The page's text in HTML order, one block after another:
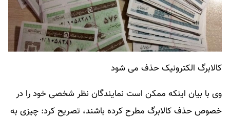
کالابرگ الکترونیک حذف می شود
وی با بیان اینکه ممکن است نمایندگان نظر شخصی خود را در
خصوص حذف کالابرگ مطرح کرده باشند، تصریح کرد: چیزی به